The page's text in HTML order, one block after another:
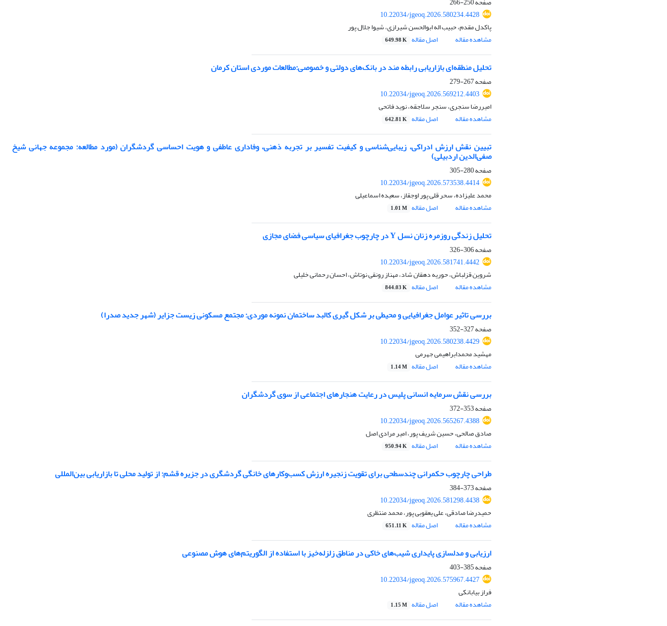
10.22034/jgeoq.2026.580234.4428
پاکدل مقدم، حبیب اله ابوالحسن شیرازی، شیوا جلال پور
مشاهده مقاله
اصل مقاله 649.98 K
تحلیل منطقه‌ای بازاریابی رابطه مند در بانک‌های دولتی و خصوصی:مطالعات موردی استان کرمان
صفحه267-279
10.22034/jgeoq.2026.569212.4403
امیررضا سنجری، سنجر سلاجقه، نوید فاتحی
مشاهده مقاله
اصل مقاله 642.81 K
تبیین نقش ارزش ادراکی، زیبایی‌شناسی و کیفیت تفسیر بر تجربه ذهنی، وفاداری عاطفی و هویت احساسی گردشگران (مورد مطالعه: مجموعه جهانی شیخ
صفی‌الدین اردبیلی)
صفحه280-305
10.22034/jgeoq.2026.573538.4414
محمد علیزاده، سحر قلی پور اوجقاز، سعیده اسماعیلی
مشاهده مقاله
اصل مقاله 1.01 M
تحلیل زندگی روزمره زنان نسل Y در چارچوب جغرافیای سیاسی فضای مجازی
صفحه306-326
10.22034/jgeoq.2026.581741.4442
شروین قزلباش، حوریه دهقان شاد، مهناز رونقی نوتاش، احسان رحمانی خلیلی
مشاهده مقاله
اصل مقاله 844.03 K
بررسی تاثیر عوامل جغرافیایی و محیطی بر شکل گیری کالبد ساختمان نمونه موردی: مجتمع مسکونی زیست جزایر (شهر جدید صدرا)
صفحه327-352
10.22034/jgeoq.2026.580238.4429
مهشید محمدابراهیمی جهرمی
مشاهده مقاله
اصل مقاله 1.14 M
بررسی نقش سرمایه انسانی پلیس در رعایت هنجارهای اجتماعی از سوی گردشگران
صفحه353-372
10.22034/jgeoq.2026.565267.4388
صادق صالحی، حسین شریف پور، امیر مرادی اصل
مشاهده مقاله
اصل مقاله 950.94 K
طراحی چارچوب حکمرانی چندسطحی برای تقویت زنجیره ارزش کسب‌وکارهای خانگی گردشگری در جزیره قشم: از تولید محلی تا بازاریابی بین‌المللی
صفحه373-384
10.22034/jgeoq.2026.581298.4438
حمیدرضا صادقی، علی یعقوبی پور، محمد منتظری
مشاهده مقاله
اصل مقاله 651.11 K
ارزیابی و مدلسازی پایداری شیب‌های خاکی در مناطق زلزله‌خیز با استفاده از الگوریتم‌های هوش مصنوعی
صفحه385-403
10.22034/jgeoq.2026.575967.4427
فراز بیابانکی
مشاهده مقاله
اصل مقاله 1.15 M